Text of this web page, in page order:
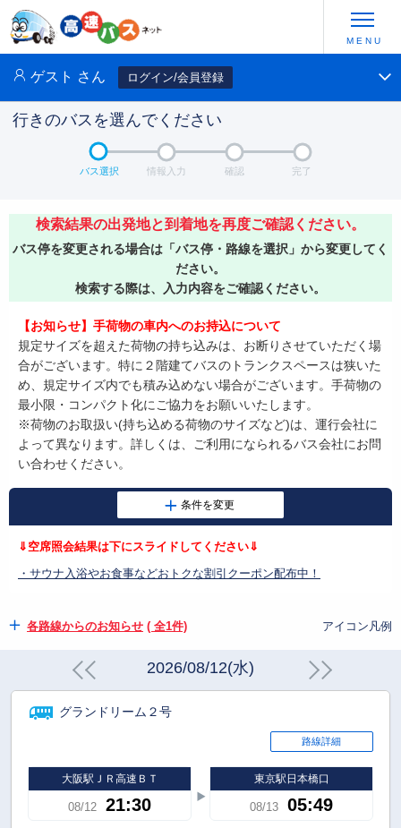
ゲスト さん ログイン/会員登録
行きのバスを選んでください
バス選択 情報入力 確認 完了
検索結果の出発地と到着地を再度ご確認ください。
バス停を変更される場合は「バス停・路線を選択」から変更してく
ださい。
検索する際は、入力内容をご確認ください。
【お知らせ】手荷物の車内へのお持込について
規定サイズを超えた荷物の持ち込みは、お断りさせていただく場
合がございます。特に２階建てバスのトランクスペースは狭いた
め、規定サイズ内でも積み込めない場合がございます。手荷物の
最小限・コンパクト化にご協力をお願いいたします。
※荷物のお取扱い(持ち込める荷物のサイズなど)は、運行会社に
よって異なります。詳しくは、ご利用になられるバス会社にお問
い合わせください。
⇓空席照会結果は下にスライドしてください⇓
・サウナ入浴やお食事などおトクな割引クーポン配布中！
各路線からのお知らせ ( 全1件) アイコン凡例
2026/08/12(水)
グランドリーム２号
路線詳細
大阪駅ＪＲ高速ＢＴ
08/12 21:30
東京駅日本橋口
08/13 05:49